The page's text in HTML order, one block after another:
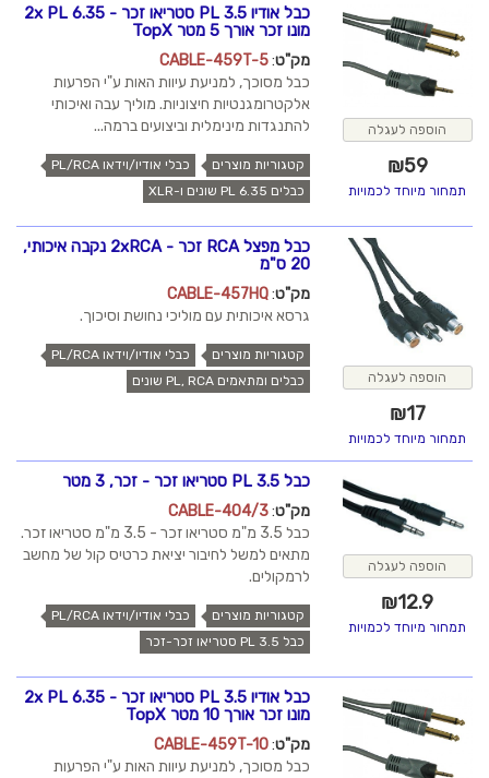
הוספה לעגלה
₪59
תמחור מיוחד לכמויות
כבל אודיו PL 3.5 סטריאו זכר - 2x PL 6.35
מונו זכר אורך 5 מטר TopX
מק"ט:
CABLE-459T-5
כבל מסוכך, למניעת עיוות האות ע"י הפרעות
אלקטרומגנטיות חיצוניות. מוליך עבה ואיכותי
להתנגדות מינימלית וביצועים ברמה...
קטגוריות מוצרים
כבלי אודיו/וידאו PL/RCA
כבלים PL 6.35 שונים ו-XLR
הוספה לעגלה
₪17
תמחור מיוחד לכמויות
כבל מפצל RCA זכר - 2xRCA נקבה איכותי,
20 ס"מ
מק"ט:
CABLE-457HQ
גרסא איכותית עם מוליכי נחושת וסיכוך.
קטגוריות מוצרים
כבלי אודיו/וידאו PL/RCA
כבלים ומתאמים PL, RCA שונים
הוספה לעגלה
₪12.9
תמחור מיוחד לכמויות
כבל PL 3.5 סטריאו זכר - זכר, 3 מטר
מק"ט:
CABLE-404/3
כבל 3.5 מ"מ סטריאו זכר - 3.5 מ"מ סטריאו זכר.
מתאים למשל לחיבור יציאת כרטיס קול של מחשב
לרמקולים.
קטגוריות מוצרים
כבלי אודיו/וידאו PL/RCA
כבל PL 3.5 סטריאו זכר-זכר
כבל אודיו PL 3.5 סטריאו זכר - 2x PL 6.35
מונו זכר אורך 10 מטר TopX
מק"ט:
CABLE-459T-10
כבל מסוכך, למניעת עיוות האות ע"י הפרעות